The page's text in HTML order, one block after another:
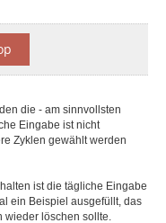
die - am sinnvollsten
Eingabe ist nicht
Zyklen gewählt werden
ist die tägliche Eingabe
ein Beispiel ausgefüllt, das
wieder löschen sollte.